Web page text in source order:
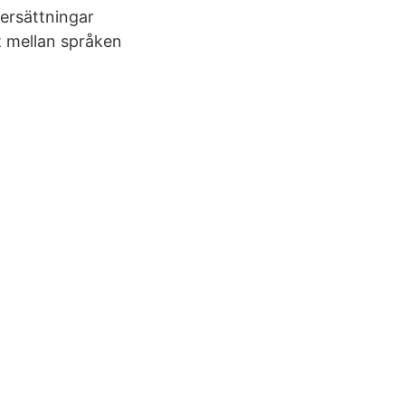
språken